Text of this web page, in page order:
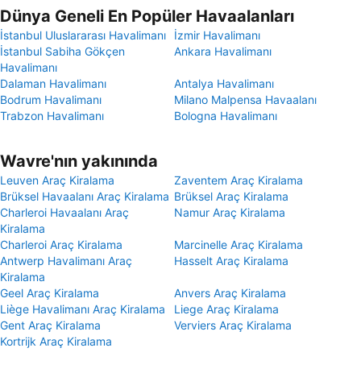
Dünya Geneli En Popüler Havaalanları
İstanbul Uluslararası Havalimanı
İzmir Havalimanı
İstanbul Sabiha Gökçen
Havalimanı
Ankara Havalimanı
Dalaman Havalimanı
Antalya Havalimanı
Bodrum Havalimanı
Milano Malpensa Havaalanı
Trabzon Havalimanı
Bologna Havalimanı
Wavre'nın yakınında
Leuven Araç Kiralama
Zaventem Araç Kiralama
Brüksel Havaalanı Araç Kiralama Brüksel Araç Kiralama
Charleroi Havaalanı Araç
Kiralama
Namur Araç Kiralama
Charleroi Araç Kiralama
Marcinelle Araç Kiralama
Antwerp Havalimanı Araç
Kiralama
Hasselt Araç Kiralama
Geel Araç Kiralama
Anvers Araç Kiralama
Liège Havalimanı Araç Kiralama
Liege Araç Kiralama
Gent Araç Kiralama
Verviers Araç Kiralama
Kortrijk Araç Kiralama